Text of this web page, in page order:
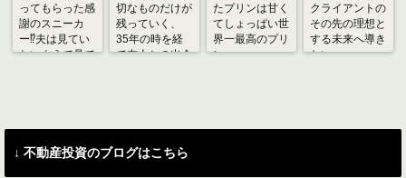
ってもらった感
謝のスニーカ
ー⁉︎夫は見てい
ないようで見て
切なものだけが
残っていく、
35年の時を経
て友人との出会
たプリンは甘く
てしょっぱい世
界一最高のプリ
ン
クライアントの
その先の理想と
する未来へ導き
たい
↓ 不動産投資のブログはこちら